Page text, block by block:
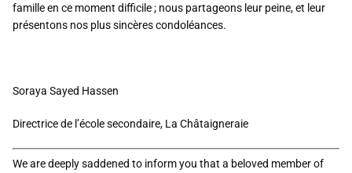
famille en ce moment difficile ; nous partageons leur peine, et leur
présentons nos plus sincères condoléances.
Soraya Sayed Hassen
Directrice de l’école secondaire, La Châtaigneraie
We are deeply saddened to inform you that a beloved member of